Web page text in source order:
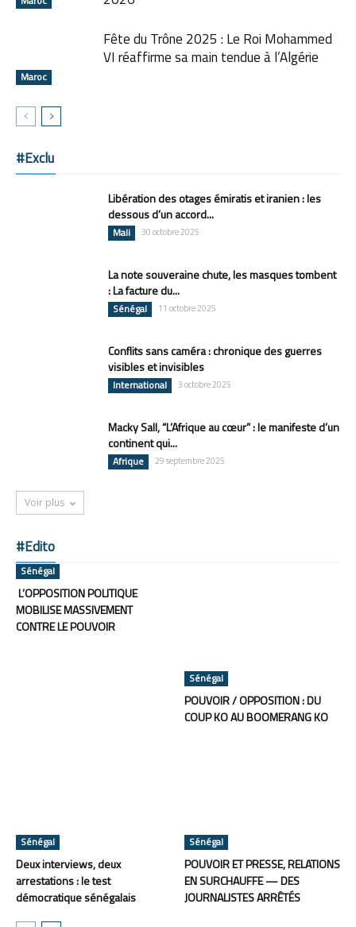
Maroc
Fête du Trône 2025 : Le Roi Mohammed
VI réaffirme sa main tendue à l’Algérie
#Exclu
Libération des otages émiratis et iranien : les
dessous d’un accord...
Mali 30 octobre 2025
La note souveraine chute, les masques tombent
: La facture du...
Sénégal 11 octobre 2025
Conflits sans caméra : chronique des guerres
visibles et invisibles
International 3 octobre 2025
Macky Sall, “L’Afrique au cœur” : le manifeste d’un
continent qui...
Afrique 29 septembre 2025
Voir plus
#Edito
Sénégal
L’OPPOSITION POLITIQUE
MOBILISE MASSIVEMENT
CONTRE LE POUVOIR
Sénégal
POUVOIR / OPPOSITION : DU
COUP KO AU BOOMERANG KO
Sénégal
Deux interviews, deux
arrestations : le test
démocratique sénégalais
Sénégal
POUVOIR ET PRESSE, RELATIONS
EN SURCHAUFFE — DES
JOURNALISTES ARRÊTÉS